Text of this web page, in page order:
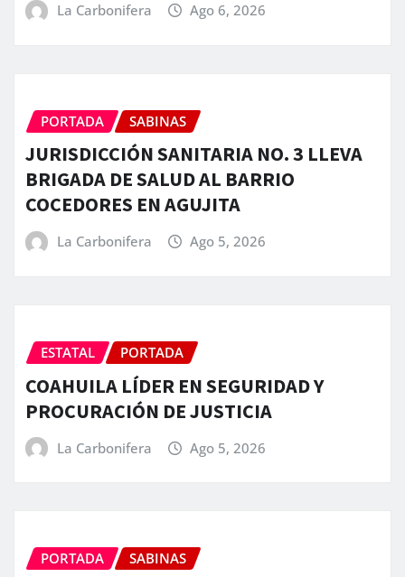
La Carbonifera Ago 6, 2026
PORTADA SABINAS
JURISDICCIÓN SANITARIA NO. 3 LLEVA
BRIGADA DE SALUD AL BARRIO
COCEDORES EN AGUJITA
La Carbonifera Ago 5, 2026
ESTATAL PORTADA
COAHUILA LÍDER EN SEGURIDAD Y
PROCURACIÓN DE JUSTICIA
La Carbonifera Ago 5, 2026
PORTADA SABINAS